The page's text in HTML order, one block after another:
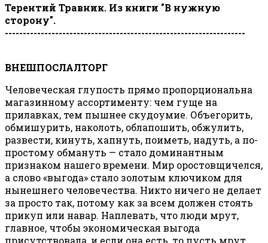
Терентий Травник. Из книги "В нужную
сторону".
-------------------------------------------------------------------
ВНЕШПОСЛАЛТОРГ
Человеческая глупость прямо пропорциональна
магазинному ассортименту: чем гуще на
прилавках, тем пышнее скудоумие. Объегорить,
обмишурить, наколоть, облапошить, обжулить,
развести, кинуть, хапнуть, поиметь, надуть, а по-
простому обмануть — стало доминантным
признаком нашего времени. Мир оростовщичелся,
а слово «выгода» стало золотым ключиком для
нынешнего человечества. Никто ничего не делает
за просто так, потому как за всем должен стоять
прикуп или навар. Наплевать, что люди мрут,
главное, чтобы экономическая выгода
присутствовала, и если она есть, то пусть мрут